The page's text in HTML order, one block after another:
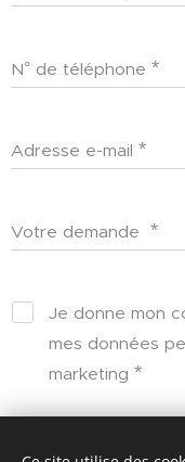
N° de téléphone
Adresse e-mail
Votre demande
Je donne mon
mes données
marketing